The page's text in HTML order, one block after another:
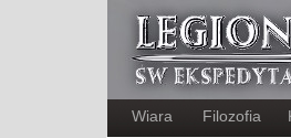
Wiara Filozofia